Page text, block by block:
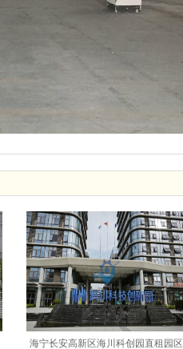
海宁长安高新区海川科创园直租园区